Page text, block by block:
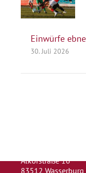
Einwürfe
30. Juli 2026
Alkorstraße 16
83512